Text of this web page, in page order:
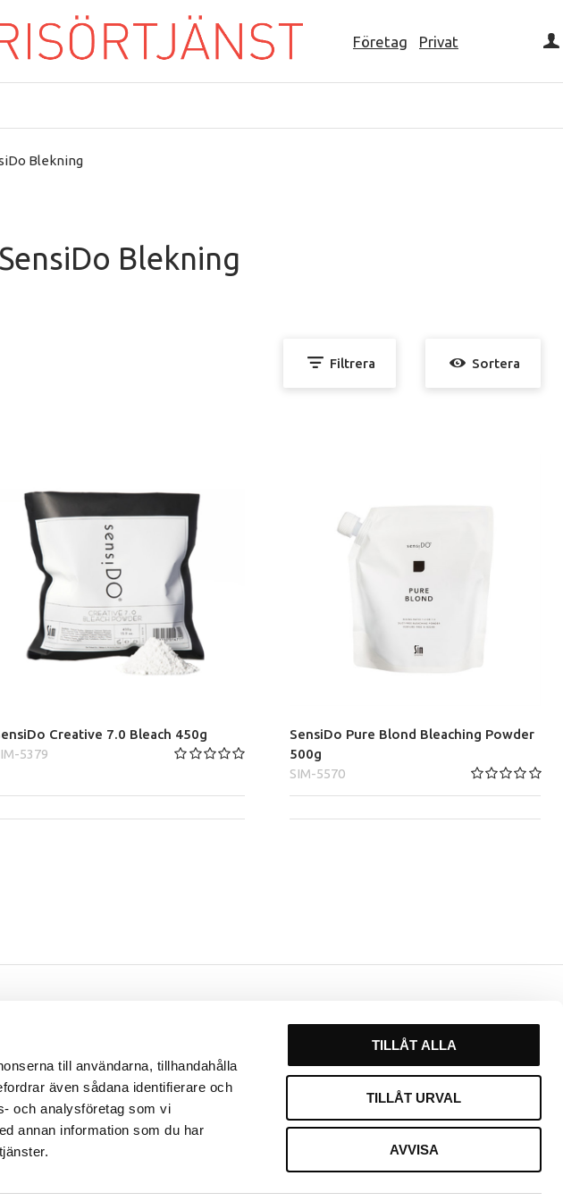
till användarna, tillhandahålla
även sådana identifierare och
och analysföretag som vi
annan information som du har
TILLÅT ALLA
TILLÅT URVAL
AVVISA
Företag Privat
Blekning
SensiDo Blekning
Filtrera Sortera
Creative 7.0 Bleach 450g
5379
SensiDo Pure Blond Bleaching Powder
500g
SIM-5570
Kontakt
Växel 0451 - 213 13
E-post